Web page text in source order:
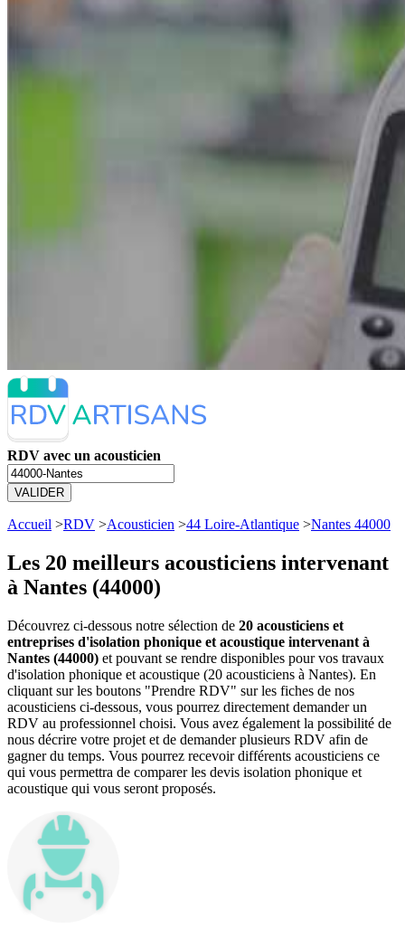
RDV avec un acousticien
VALIDER
Accueil >RDV >Acousticien >44 Loire-Atlantique >Nantes 44000
Les 20 meilleurs acousticiens intervenant
à Nantes (44000)
Découvrez ci-dessous notre sélection de 20 acousticiens et
entreprises d'isolation phonique et acoustique intervenant à
Nantes (44000) et pouvant se rendre disponibles pour vos travaux
d'isolation phonique et acoustique (20 acousticiens à Nantes). En
cliquant sur les boutons "Prendre RDV" sur les fiches de nos
acousticiens ci-dessous, vous pourrez directement demander un
RDV au professionnel choisi. Vous avez également la possibilité de
nous décrire votre projet et de demander plusieurs RDV afin de
gagner du temps. Vous pourrez recevoir différents acousticiens ce
qui vous permettra de comparer les devis isolation phonique et
acoustique qui vous seront proposés.